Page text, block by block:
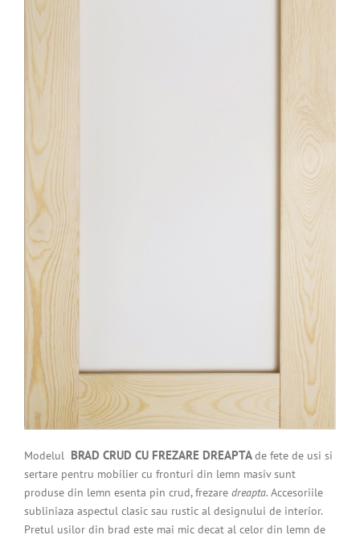
Modelul BRAD CRUD CU FREZARE DREAPTAde fete de usi si
sertare pentru mobilier cu fronturi din lemn masiv sunt
produse din lemn esenta pin crud,frezare dreapta. Accesoriile
subliniaza aspectul clasic sau rustic al designului de interior.
Pretul usilor din brad este mai mic decat al celor din lemn de